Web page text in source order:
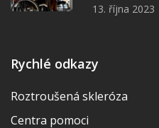
13. října 2023
Rychlé odkazy
Roztroušená skleróza
Centra pomoci